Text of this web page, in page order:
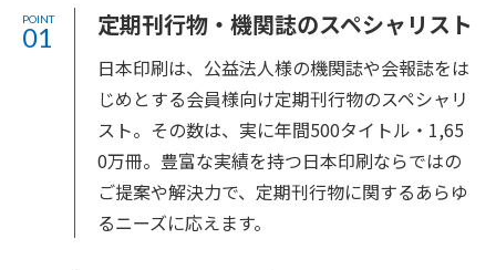
POINT
01 定期刊行物・機関誌のスペシャリスト
日本印刷は、公益法人様の機関誌や会報誌をは
じめとする会員様向け定期刊行物のスペシャリ
スト。その数は、実に年間500タイトル・1,65
0万冊。豊富な実績を持つ日本印刷ならではの
ご提案や解決力で、定期刊行物に関するあらゆ
るニーズに応えます。